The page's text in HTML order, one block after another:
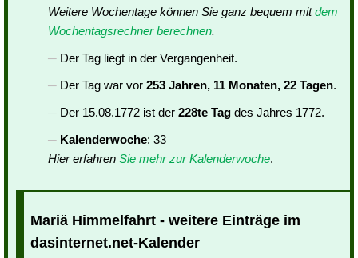
Weitere Wochentage können Sie ganz bequem mitdem
Wochentagsrechner berechnen.
Der Tag liegt in der Vergangenheit.
Der Tag war vor 253 Jahren, 11 Monaten, 22 Tagen.
Der 15.08.1772 ist der 228te Tag des Jahres 1772.
Kalenderwoche: 33
Hier erfahren Sie mehr zur Kalenderwoche.
Mariä Himmelfahrt - weitere Einträge im
dasinternet.net-Kalender